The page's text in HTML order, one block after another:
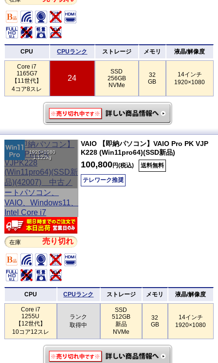
CPU CPUランク ストレージ メモリ 液晶/解像度
Core i7
1165G7
【11世代】
4コア8スレ
24
SSD
256GB
NVMe
32
GB
14インチ
1920×1080
1920×1080
1.122kg
在庫 売り切れ
VAIO 【即納パソコン】VAIO Pro PK VJP
K228 (Win11pro64)(SSD新品)
100,800円(税込) 送料無料
テレワーク推奨
CPU CPUランク ストレージ メモリ 液晶/解像度
Core i7
1255U
【12世代】
10コア12スレ
ランク
取得中
SSD
512GB
新品
NVMe
32
GB
14インチ
1920×1080